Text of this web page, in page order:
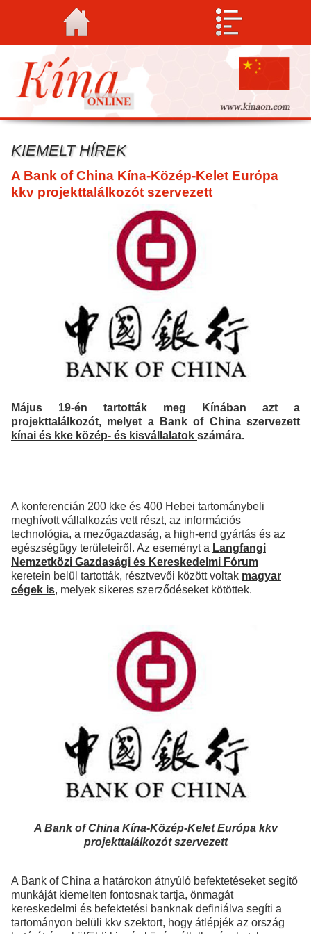
KIEMELT HÍREK
A Bank of China Kína-Közép-Kelet Európa
kkv projekttalálkozót szervezett
Május 19-én tartották meg Kínában azt a
projekttalálkozót, melyet a Bank of China szervezett
kínai és kke közép- és kisvállalatok számára.
A konferencián 200 kke és 400 Hebei tartománybeli
meghívott vállalkozás vett részt, az információs
technológia, a mezőgazdaság, a high-end gyártás és az
egészségügy területeiről. Az eseményt a Langfangi
Nemzetközi Gazdasági és Kereskedelmi Fórum
keretein belül tartották, résztvevői között voltak magyar
cégek is, melyek sikeres szerződéseket kötöttek.
A Bank of China Kína-Közép-Kelet Európa kkv
projekttalálkozót szervezett
A Bank of China a határokon átnyúló befektetéseket segítő
munkáját kiemelten fontosnak tartja, önmagát
kereskedelmi és befektetési banknak definiálva segíti a
tartományon belüli kkv szektort, hogy átlépjék az ország